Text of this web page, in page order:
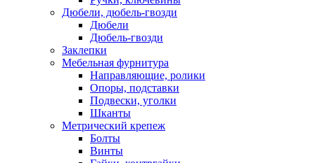
Дюбели, дюбель-гвозди
Дюбели
Дюбель-гвозди
Заклепки
Мебельная фурнитура
Направляющие, ролики
Опоры, подставки
Подвески, уголки
Шканты
Метрический крепеж
Болты
Винты